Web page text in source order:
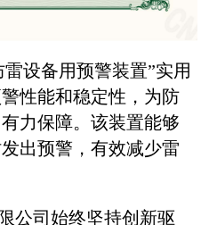
设备用预警装置”实用
性能和稳定性，为防
力保障。该装置能够
出预警，有效减少雷
司始终坚持创新驱